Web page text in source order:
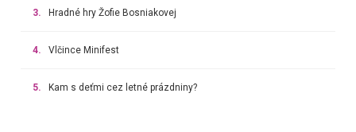
3. Hradné hry Žofie Bosniakovej
4. Vlčince Minifest
5. Kam s deťmi cez letné prázdniny?